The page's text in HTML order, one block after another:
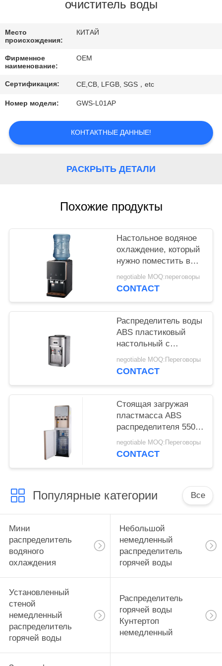
КАЧЕСТВА
СВЯЖИТЕСЬ
МЫ
СПРОСИТЕ
ЦИТАТУ
NEWS
PRIVACY
POLICY
очиститель воды
Место
происхождения:
КИТАЙ
Фирменное
наименование:
OEM
Сертификация: CE,CB, LFGB, SGS，etc
Номер модели: GWS-L01AP
КОНТАКТНЫЕ ДАННЫЕ!
РАСКРЫТЬ ДЕТАЛИ
Похожие продукты
Настольное водяное
охлаждение, который
нужно поместить в
верхняя различная
бутылка любимца
negotiable MOQ:переговоры
CONTACT
Распределитель воды
ABS пластиковый
настольный с
цистерной с водой
SS304
negotiable MOQ:Переговоры
CONTACT
Стоящая загружая
пластмасса ABS
распределителя 550W
воды нагревая
negotiable MOQ:Переговоры
CONTACT
Популярные категории Все
Мини
распределитель
водяного
охлаждения
Небольшой
немедленный
распределитель
горячей воды
Установленный
стеной
немедленный
распределитель
горячей воды
Распределитель
горячей воды
Кунтертоп
немедленный